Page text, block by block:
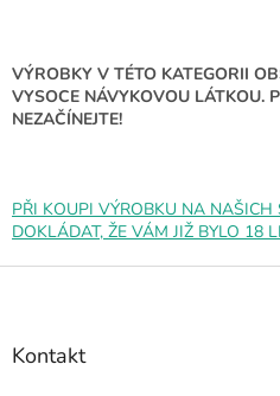
r
v
p
u
VÝROBKY V TÉTO KATEGORII
VYSOCE NÁVYKOVOU LÁTKOU.
NEZAČÍNEJTE!
PŘI KOUPI VÝROBKU NA
DOKLÁDAT, ŽE VÁM JIŽ BYLO 18
Z
Kontakt